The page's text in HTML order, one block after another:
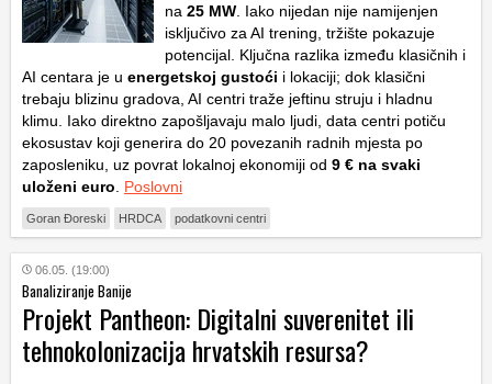
na 25 MW . Iako nijedan nije namijenjen
isključivo za AI trening, tržište pokazuje
potencijal. Ključna razlika između klasičnih i
AI centara je u energetskoj gustoći i lokaciji; dok klasični
trebaju blizinu gradova, AI centri traže jeftinu struju i hladnu
klimu. Iako direktno zapošljavaju malo ljudi, data centri potiču
ekosustav koji generira do 20 povezanih radnih mjesta po
zaposleniku, uz povrat lokalnoj ekonomiji od 9 € na svaki
uloženi euro
Poslovni
Goran Đoreski HRDCA podatkovni centri
06.05. (19:00)
Banaliziranje Banije
Projekt Pantheon: Digitalni suverenitet ili
tehnokolonizacija hrvatskih resursa?